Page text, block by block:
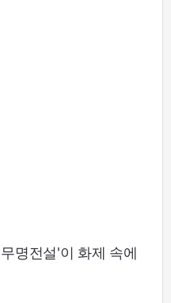
명전설'이 화제 속에